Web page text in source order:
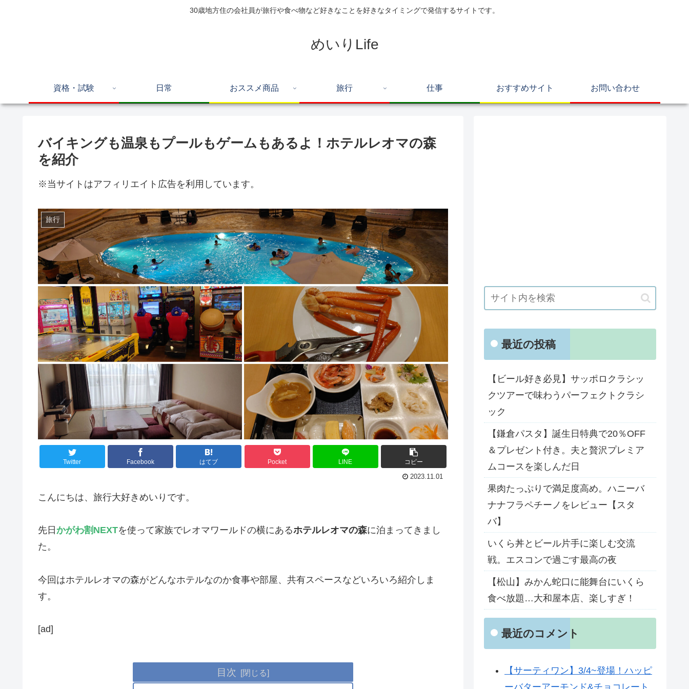
30歳地方住の会社員が旅行や食べ物など好きなことを好きなタイミングで発信するサイトです。
めいりLife
資格・試験 日常 おススメ商品 旅行 仕事 おすすめサイト お問い合わせ
バイキングも温泉もプールもゲームもあるよ！ホテルレオマの森
を紹介
※当サイトはアフィリエイト広告を利用しています。
旅行
Twitter Facebook はてブ Pocket LINE コピー
2023.11.01
こんにちは、旅行大好きめいりです。
先日 かがわ割NEXTを使って家族でレオマワールドの横にあるホテルレオマの森に泊まってきまし
た。
今回はホテルレオマの森がどんなホテルなのか食事や部屋、共有スペースなどいろいろ紹介しま
す。
[ad]
目次
最近の投稿
【ビール好き必見】サッポロクラシッ
クツアーで味わうパーフェクトクラシ
ック
【鎌倉パスタ】誕生日特典で20％OFF
＆プレゼント付き。夫と贅沢プレミア
ムコースを楽しんだ日
果肉たっぷりで満足度高め。ハニーバ
ナナフラペチーノをレビュー【スタ
バ】
いくら丼とビール片手に楽しむ交流
戦。エスコンで過ごす最高の夜
【松山】みかん蛇口に能舞台にいくら
食べ放題…大和屋本店、楽しすぎ！
最近のコメント
【サーティワン】3/4~登場！ハッピ